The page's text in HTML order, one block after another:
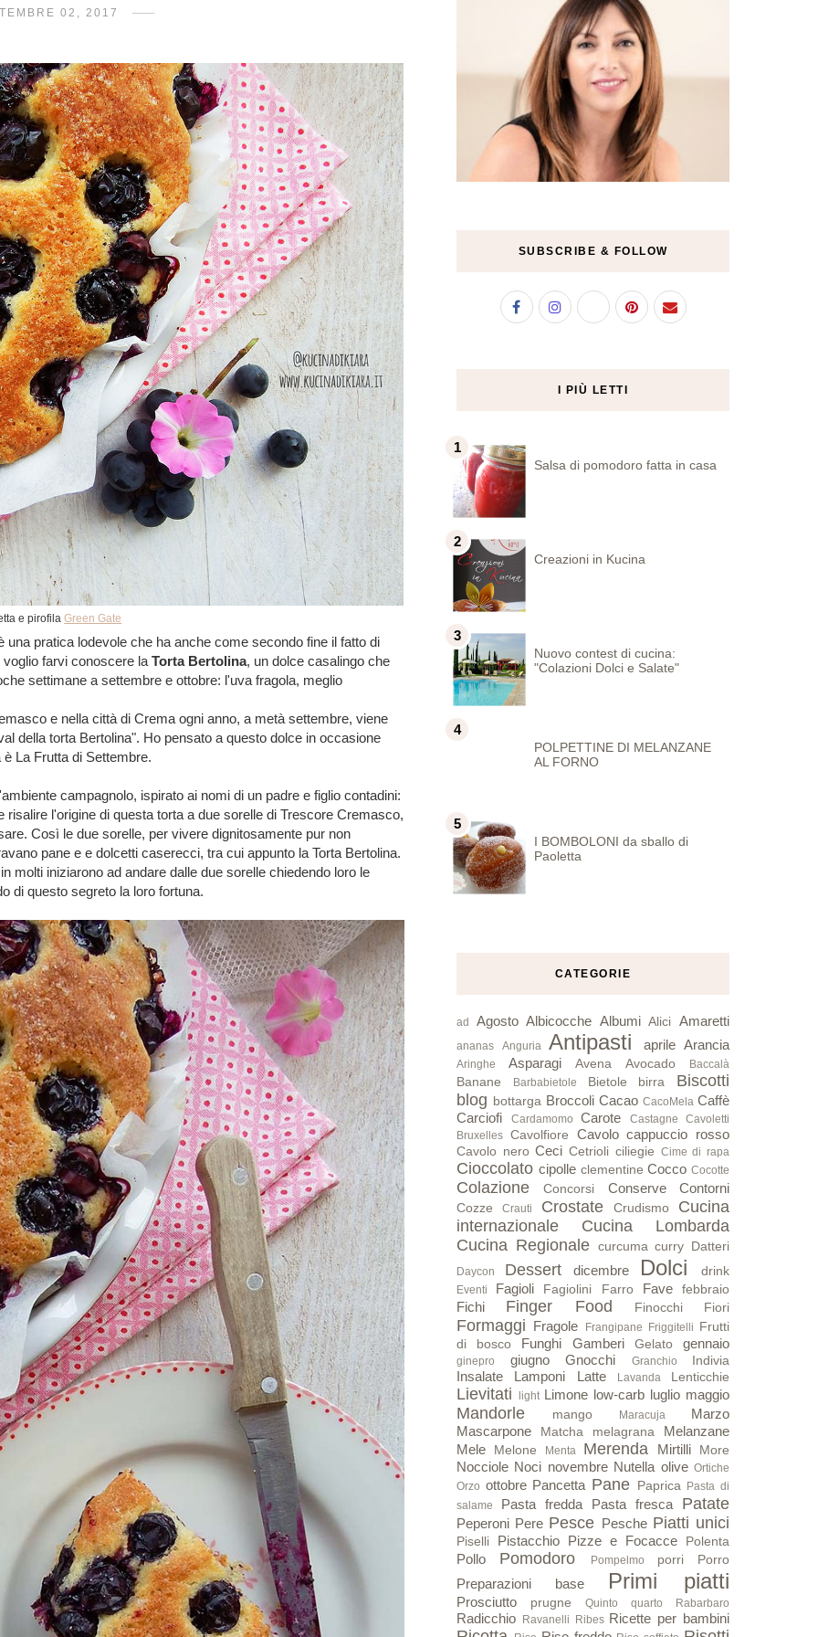
02, 2017
e pirofilaGreen Gate
una pratica lodevole che ha anche come secondo fine il fatto di
farvi conoscere la Torta Bertolina, un dolce casalingo che
settimane a settembre e ottobre: l'uva fragola, meglio
e nella città di Crema ogni anno, a metà settembre, viene
della torta Bertolina". Ho pensato a questo dolce in occasione
è La Frutta di Settembre.
campagnolo, ispirato ai nomi di un padre e figlio contadini:
l'origine di questa torta a due sorelle di Trescore Cremasco,
Così le due sorelle, per vivere dignitosamente pur non
pane e e dolcetti caserecci, tra cui appunto la Torta Bertolina.
molti iniziarono ad andare dalle due sorelle chiedendo loro le
di questo segreto la loro fortuna.
SUBSCRIBE & FOLLOW
I PIÙ LETTI
Salsa di pomodoro fatta in casa
Creazioni in Kucina
Nuovo contest di cucina:
"Colazioni Dolci e Salate"
POLPETTINE DI MELANZANE
AL FORNO
I BOMBOLONI da sballo di
Paoletta
CATEGORIE
ad Agosto Albicocche Albumi Alici Amaretti
ananas Anguria Antipasti aprile Arancia
Aringhe Asparagi Avena Avocado Baccalà
Banane Barbabietole Bietole birra
Biscotti
blog bottarga Broccoli Cacao CacoMela Caffè
Carciofi
Cardamomo Carote Castagne
Cavoletti
Bruxelles Cavolfiore Cavolo cappuccio rosso
Cavolo nero Ceci Cetrioli ciliegie Cime di rapa
Cioccolato cipolle clementine Cocco Cocotte
Colazione Concorsi Conserve Contorni
Cozze Crauti Crostate Crudismo
Cucina
internazionale
Cucina Lombarda
Cucina Regionale
curcuma curry Datteri
Daycon Dessert dicembre Dolci drink
Eventi Fagioli Fagiolini Farro Fave febbraio
Fichi Finger Food Finocchi Fiori
Formaggi Fragole Frangipane Friggitelli Frutti
di bosco
Funghi Gamberi Gelato gennaio
ginepro giugno Gnocchi Granchio Indivia
Insalate Lamponi Latte Lavanda Lenticchie
Lievitati light Limone low-carb luglio maggio
Mandorle mango Maracuja
Marzo
Mascarpone
Matcha melagrana
Melanzane
Mele
Melone Menta Merenda Mirtilli More
Nocciole Noci novembre Nutella olive Ortiche
Orzo ottobre Pancetta Pane Paprica Pasta di
salame
Pasta fredda Pasta fresca Patate
Peperoni Pere Pesce Pesche Piatti unici
Piselli Pistacchio Pizze e Focacce Polenta
Pollo Pomodoro Pompelmo porri Porro
Preparazioni base Primi piatti
Prosciutto prugne Quinto quarto Rabarbaro
Radicchio Ravanelli Ribes Ricette per bambini